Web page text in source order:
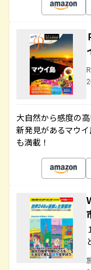
大自然から感度の
新発見があるマウ
も満載！